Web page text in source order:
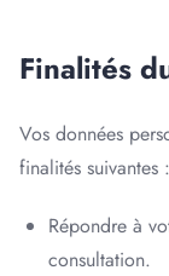
Finalités
Vos données
finalités suivantes :
Répondre à
consultation.